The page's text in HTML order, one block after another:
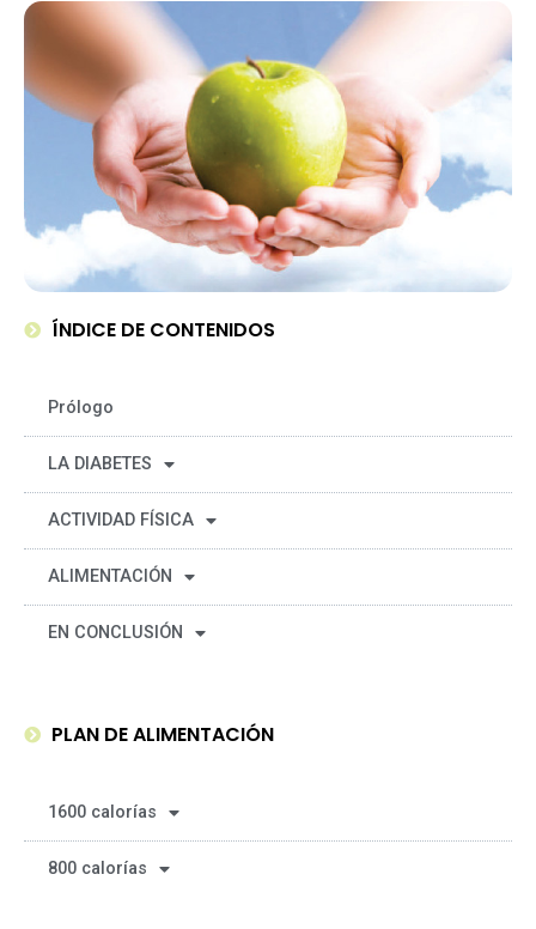
ÍNDICE DE CONTENIDOS
Prólogo
LA DIABETES
ACTIVIDAD FÍSICA
ALIMENTACIÓN
EN CONCLUSIÓN
PLAN DE ALIMENTACIÓN
1600 calorías
800 calorías